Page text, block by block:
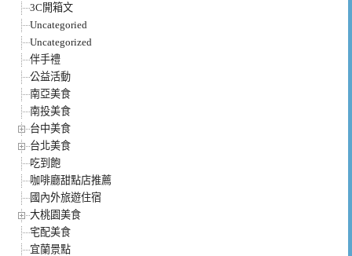
3C開箱文
Uncategoried
Uncategorized
伴手禮
公益活動
南亞美食
南投美食
台中美食
台北美食
吃到飽
咖啡廳甜點店推薦
國內外旅遊住宿
大桃園美食
宅配美食
宜蘭景點